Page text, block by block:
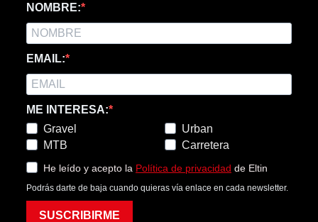
NOMBRE:
EMAIL:
ME INTERESA:
Gravel
MTB
Urban
Carretera
He leído y acepto la Política de privacidad de Eltin
Podrás darte de baja cuando quieras vía enlace en cada newsletter.
SUSCRIBIRME